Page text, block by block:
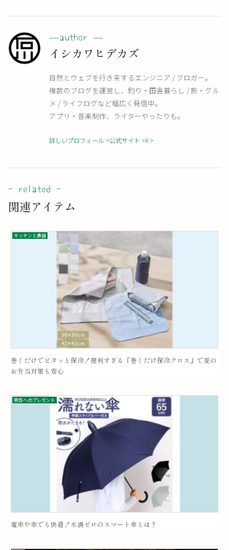
イシカワヒデカズ
自然とウェブを行き来するエンジニア / ブロガー。
複数のブログを運営し、釣り・田舎暮らし / 旅・グル
メ / ライフログなど幅広く発信中。
アプリ・音楽制作、ライターやったりも。
詳しいプロフィール 公式サイト X
関連アイテム
キッチンと食器
巻くだけでピタッと保冷！便利すぎる『巻くだけ保冷クロス』で夏の
お弁当対策も安心
男性へのプレゼント
電車や車でも快適！水滴ゼロのスマート傘とは？